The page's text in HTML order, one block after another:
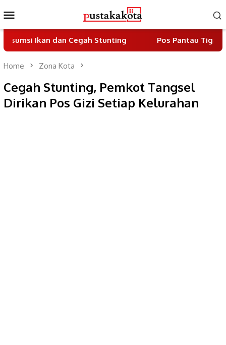
to
contentMenu
dan Cegah Stunting Pos Pantau Tiga Pilar Berdiri
Home Zona Kota
Cegah Stunting, Pemkot Tangsel
Dirikan Pos Gizi Setiap Kelurahan